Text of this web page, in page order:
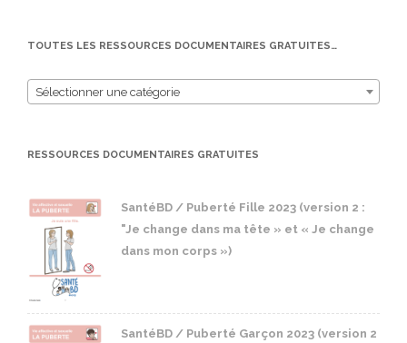
TOUTES LES RESSOURCES DOCUMENTAIRES GRATUITES…
Sélectionner une catégorie
RESSOURCES DOCUMENTAIRES GRATUITES
SantéBD / Puberté Fille 2023 (version 2 :
"Je change dans ma tête » et « Je change
dans mon corps »)
SantéBD / Puberté Garçon 2023 (version 2